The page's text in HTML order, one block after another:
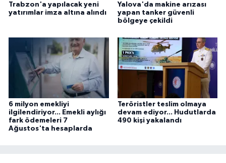
Trabzon'a yapılacak yeni
yatırımlar imza altına alındı
Yalova'da makine arızası
yapan tanker güvenli
bölgeye çekildi
6 milyon emekliyi
ilgilendiriyor... Emekli aylığı
fark ödemeleri 7
Ağustos'ta hesaplarda
Teröristler teslim olmaya
devam ediyor... Hudutlarda
490 kişi yakalandı